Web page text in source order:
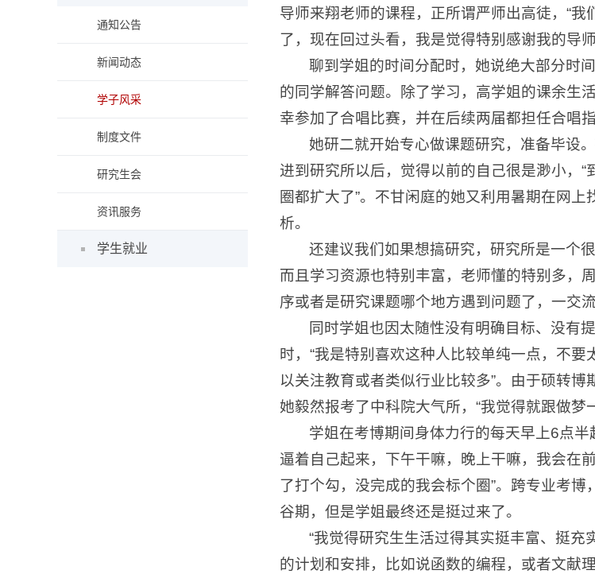
通知公告
新闻动态
学子风采
制度文件
研究生会
资讯服务
学生就业
导师来翔老师的课程，正所谓严师出高徒，“
了，现在回过头看，我是觉得特别感谢我的导师
聊到学姐的时间分配时，她说绝大部分时
的同学解答问题。除了学习，高学姐的课余生
幸参加了合唱比赛，并在后续两届都担任合唱指
她研二就开始专心做课题研究，准备毕设
进到研究所以后，觉得以前的自己很是渺小，
圈都扩大了”。不甘闲庭的她又利用暑期在网
析。
还建议我们如果想搞研究，研究所是一个
而且学习资源也特别丰富，老师懂的特别多，
序或者是研究课题哪个地方遇到问题了，一交
同时学姐也因太随性没有明确目标、没有
时，“我是特别喜欢这种人比较单纯一点，不
以关注教育或者类似行业比较多”。由于硕转
她毅然报考了中科院大气所，“我觉得就跟做梦
学姐在考博期间身体力行的每天早上6点
逼着自己起来，下午干嘛，晚上干嘛，我会在
了打个勾，没完成的我会标个圈”。跨专业考
谷期，但是学姐最终还是挺过来了。
“我觉得研究生生活过得其实挺丰富、挺
的计划和安排，比如说函数的编程，或者文献